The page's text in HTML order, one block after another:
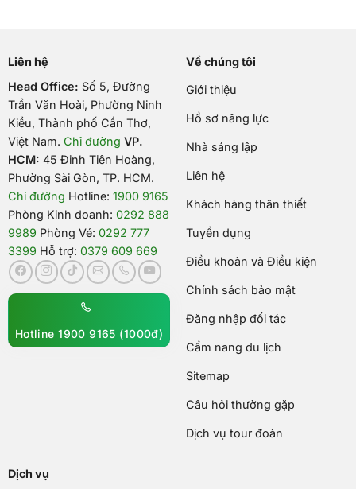
Liên hệ
Head Office: Số 5, Đường
Trần Văn Hoài, Phường Ninh
Kiều, Thành phố Cần Thơ,
Việt Nam. Chỉ đường VP.
HCM: 45 Đinh Tiên Hoàng,
Phường Sài Gòn, TP. HCM.
Chỉ đường Hotline: 1900 9165
Phòng Kinh doanh: 0292 888
9989 Phòng Vé: 0292 777
3399 Hỗ trợ: 0379 609 669
Hotline 1900 9165 (1000đ)
Về chúng tôi
Giới thiệu
Hồ sơ năng lực
Nhà sáng lập
Liên hệ
Khách hàng thân thiết
Tuyển dụng
Điều khoản và Điều kiện
Chính sách bảo mật
Đăng nhập đối tác
Cẩm nang du lịch
Sitemap
Câu hỏi thường gặp
Dịch vụ tour đoàn
Dịch vụ